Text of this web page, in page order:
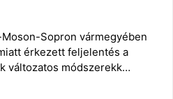
Sopron vármegyében
érkezett feljelentés a
változatos módszerekk…